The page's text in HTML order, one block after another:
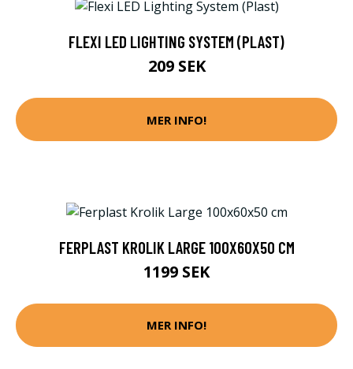
FLEXI LED LIGHTING SYSTEM (PLAST)
209 SEK
MER INFO!
FERPLAST KROLIK LARGE 100X60X50 CM
1199 SEK
MER INFO!